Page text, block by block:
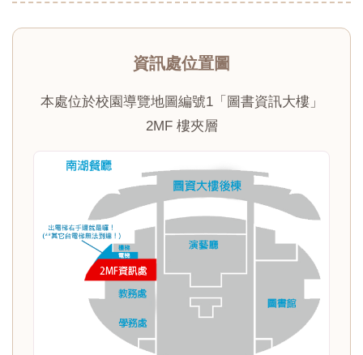
資訊處位置圖
本處位於校園導覽地圖編號1「圖書資訊大樓」
2MF 樓夾層